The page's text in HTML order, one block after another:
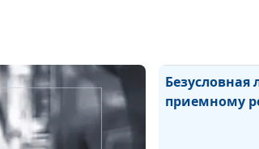
Безусловная
приемному